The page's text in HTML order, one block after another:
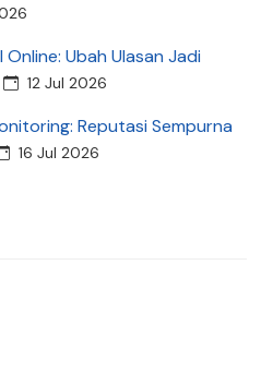
Ubah Ulasan Jadi
12 Jul 2026
Reputasi Sempurna
16 Jul 2026